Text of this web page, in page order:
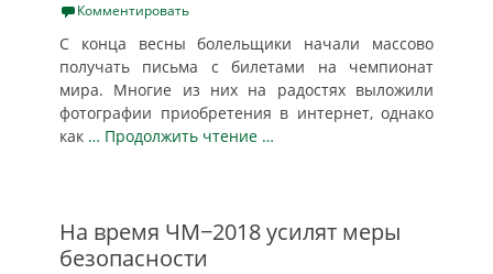
on Комментировать
С конца весны болельщики начали массово
получать письма с билетами на чемпионат
мира. Многие из них на радостях выложили
фотографии приобретения в интернет, однако
как … Продолжить чтение …
На время ЧМ−2018 усилят меры
безопасности